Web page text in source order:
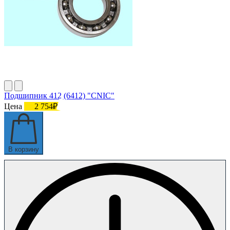
Подшипник 412 (6412) "CNIC"
Цена
2 754₽
В корзину